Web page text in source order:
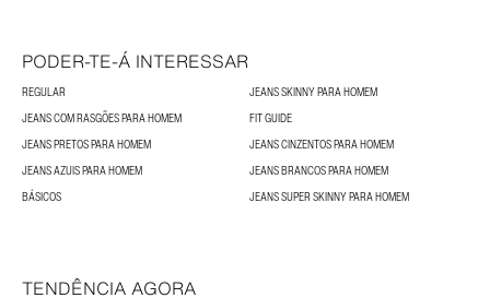
PODER-TE-Á INTERESSAR
REGULAR
JEANS SKINNY PARA HOMEM
JEANS COM RASGÕES PARA HOMEM
FIT GUIDE
JEANS PRETOS PARA HOMEM
JEANS CINZENTOS PARA HOMEM
JEANS AZUIS PARA HOMEM
JEANS BRANCOS PARA HOMEM
BÁSICOS
JEANS SUPER SKINNY PARA HOMEM
TENDÊNCIA AGORA